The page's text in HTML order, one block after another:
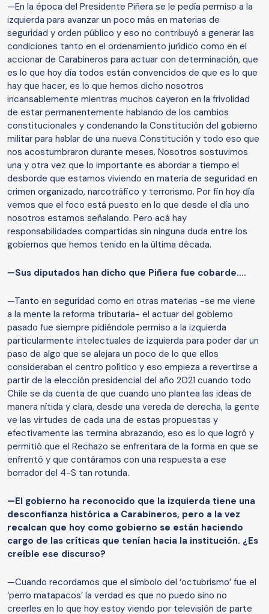
—En la época del Presidente Piñera se le pedía permiso a la
izquierda para avanzar un poco más en materias de
seguridad y orden público y eso no contribuyó a generar las
condiciones tanto en el ordenamiento jurídico como en el
accionar de Carabineros para actuar con determinación, que
es lo que hoy día todos están convencidos de que es lo que
hay que hacer, es lo que hemos dicho nosotros
incansablemente mientras muchos cayeron en la frivolidad
de estar permanentemente hablando de los cambios
constitucionales y condenando la Constitución del gobierno
militar para hablar de una nueva Constitución y todo eso que
nos acostumbraron durante meses. Nosotros sostuvimos
una y otra vez que lo importante es abordar a tiempo el
desborde que estamos viviendo en materia de seguridad en
crimen organizado, narcotráfico y terrorismo. Por fin hoy día
vemos que el foco está puesto en lo que desde el día uno
nosotros estamos señalando. Pero acá hay
responsabilidades compartidas sin ninguna duda entre los
gobiernos que hemos tenido en la última década.
—Sus diputados han dicho que Piñera fue cobarde....
—Tanto en seguridad como en otras materias -se me viene
a la mente la reforma tributaria- el actuar del gobierno
pasado fue siempre pidiéndole permiso a la izquierda
particularmente intelectuales de izquierda para poder dar un
paso de algo que se alejara un poco de lo que ellos
consideraban el centro político y eso empieza a revertirse a
partir de la elección presidencial del año 2021 cuando todo
Chile se da cuenta de que cuando uno plantea las ideas de
manera nítida y clara, desde una vereda de derecha, la gente
ve las virtudes de cada una de estas propuestas y
efectivamente las termina abrazando, eso es lo que logró y
permitió que el Rechazo se enfrentara de la forma en que se
enfrentó y que contáramos con una respuesta a ese
borrador del 4-S tan rotunda.
—El gobierno ha reconocido que la izquierda tiene una
desconfianza histórica a Carabineros, pero a la vez
recalcan que hoy como gobierno se están haciendo
cargo de las críticas que tenían hacia la institución. ¿Es
creíble ese discurso?
—Cuando recordamos que el símbolo del ‘octubrismo’ fue el
‘perro matapacos’ la verdad es que no puedo sino no
creerles en lo que hoy estoy viendo por televisión de parte